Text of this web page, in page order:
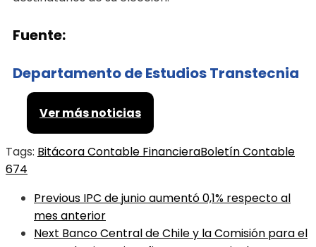
Fuente:
Departamento de Estudios Transtecnia
Ver más noticias
Tags: Bitácora Contable FinancieraBoletín Contable
674
Previous IPC de junio aumentó 0,1% respecto al
mes anterior
Next Banco Central de Chile y la Comisión para el